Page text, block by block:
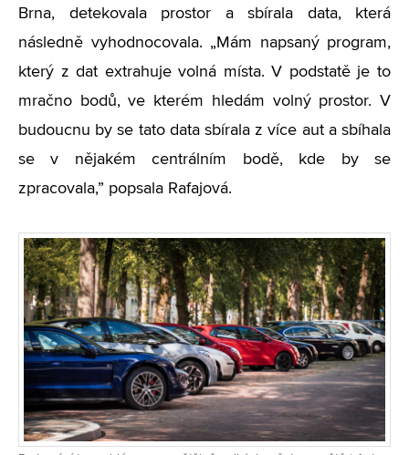
Brna, detekovala prostor a sbírala data, která
následně vyhodnocovala. „Mám napsaný program,
který z dat extrahuje volná místa. V podstatě je to
mračno bodů, ve kterém hledám volný prostor. V
budoucnu by se tato data sbírala z více aut a sbíhala
se v nějakém centrálním bodě, kde by se
zpracovala,” popsala Rafajová.